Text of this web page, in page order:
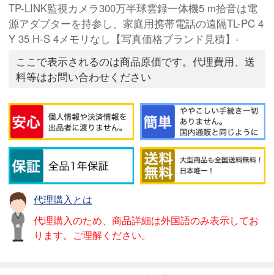
TP-LINK監視カメラ300万半球雲録一体機5 m拾音は電
源アダプターを持参し、家庭用携帯電話の遠隔TL-PC 4
Y 35 H-S 4メモリなし【写真価格ブランド見積】-
ここで表示されるのは商品原価です。代理費用、送
料等はお問い合わせください
代理購入とは
代理購入のため、商品詳細は外国語のみ表示してお
ります。ご理解ください。